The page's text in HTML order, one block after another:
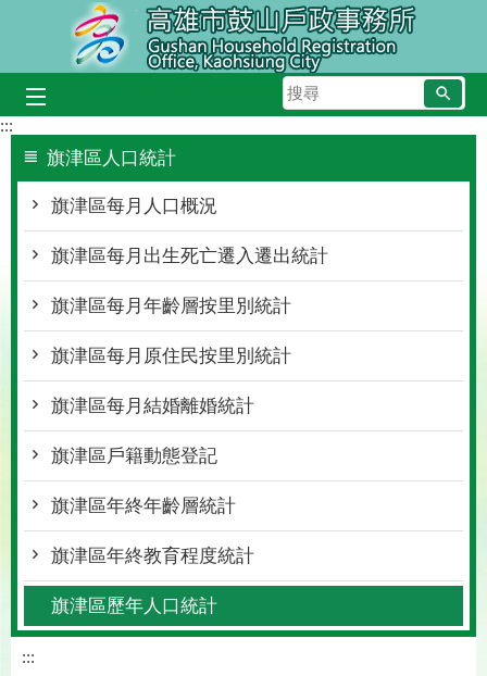
跳到主要內容區塊
搜
尋
:::
旗津區人口統計
旗津區每月人口概況
旗津區每月出生死亡遷入遷出統計
旗津區每月年齡層按里別統計
旗津區每月原住民按里別統計
旗津區每月結婚離婚統計
旗津區戶籍動態登記
旗津區年終年齡層統計
旗津區年終教育程度統計
旗津區歷年人口統計
:::